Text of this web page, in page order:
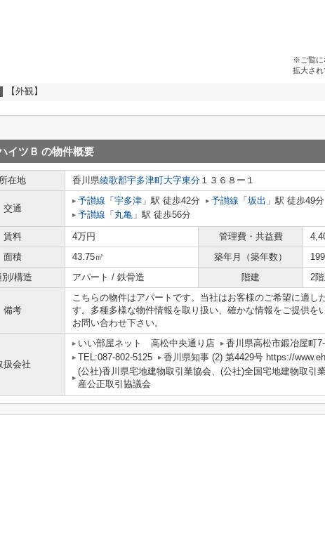
※ご覧に
拡大され
【外観】
イツＢ の物件概要
所在地 香川県綾歌郡宇多津町大字東分 １３６８ー１
交通
予讃線 「 宇多津 」駅 徒歩42分 予讃線 「 坂出 」駅 徒歩49分
予讃線 「 丸亀 」駅 徒歩56分
賃料 4万円 管理費・共益費
面積
43.75㎡ 築年月（築年数）
別/構造
アパート / 鉄骨造 階建 2
備考
こちらの物件はアパートです。当社はお客様のご希望に適し
す。多種多様な物件情報を取り扱い、確かな情報をご提供を
お問い合わせ下さい。
扱会社
いい部屋ネット 高松中央通り店
香川県高松市鍛冶屋町
TEL:087-802-5125
香川県知事 (2) 第4429号 https://
(公社)香川県宅地建物取引業協会、(公社)全国宅地建物取引
産公正取引協議会